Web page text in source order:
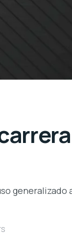
generalizado